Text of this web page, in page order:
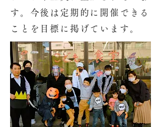
す。 ​今後は定期的に開催できる
ことを目標に掲げています。